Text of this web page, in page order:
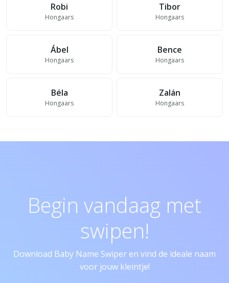
Robi
Hongaars
Tibor
Hongaars
Ábel
Hongaars
Bence
Hongaars
Béla
Hongaars
Zalán
Hongaars
Begin vandaag met
swipen!
Download Baby Name Swiper en vind de ideale naam
voor jouw kleintje!